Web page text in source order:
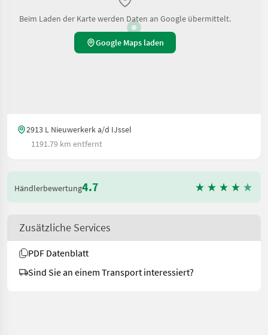
Beim Laden der Karte werden Daten an Google übermittelt.
Google Maps laden
2913 L Nieuwerkerk a/d IJssel
1191.79 km entfernt
Händlerbewertung4.7
Zusätzliche Services
PDF Datenblatt
Sind Sie an einem Transport interessiert?